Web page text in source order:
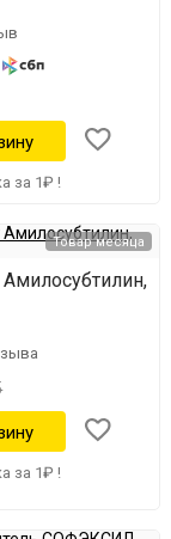
за 1₽ !
Товар месяца
за 1₽ !